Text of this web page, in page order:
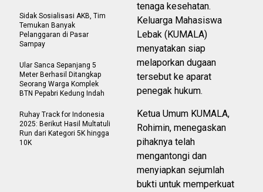
tenaga kesehatan.
Keluarga Mahasiswa
Lebak (KUMALA)
menyatakan siap
melaporkan dugaan
tersebut ke aparat
penegak hukum.
Ketua Umum KUMALA,
Rohimin, menegaskan
pihaknya telah
mengantongi dan
menyiapkan sejumlah
bukti untuk memperkuat
Sidak Sosialisasi AKB, Tim
Temukan Banyak
Pelanggaran di Pasar
Sampay
Ular Sanca Sepanjang 5
Meter Berhasil Ditangkap
Seorang Warga Komplek
BTN Pepabri Kedung Indah
Ruhay Track for Indonesia
2025: Berikut Hasil Multatuli
Run dari Kategori 5K hingga
10K